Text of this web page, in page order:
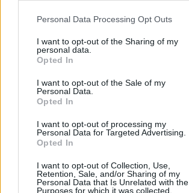
Personal Data Processing Opt Outs
I want to opt-out of the Sharing of my
personal data.
Opted In
I want to opt-out of the Sale of my
Personal Data.
Opted In
I want to opt-out of processing my
Personal Data for Targeted Advertising.
Opted In
I want to opt-out of Collection, Use,
Retention, Sale, and/or Sharing of my
Personal Data that Is Unrelated with the
Purposes for which it was collected.